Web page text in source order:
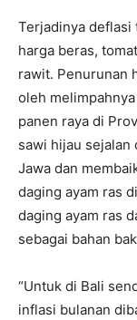
Terjadinya deflasi
harga beras,
rawit. Penurunan
oleh
panen raya di
sawi hijau sejalan
Jawa dan
daging ayam ras
daging ayam ras
sebagai bahan
“Untuk di Bali
inflasi bulanan